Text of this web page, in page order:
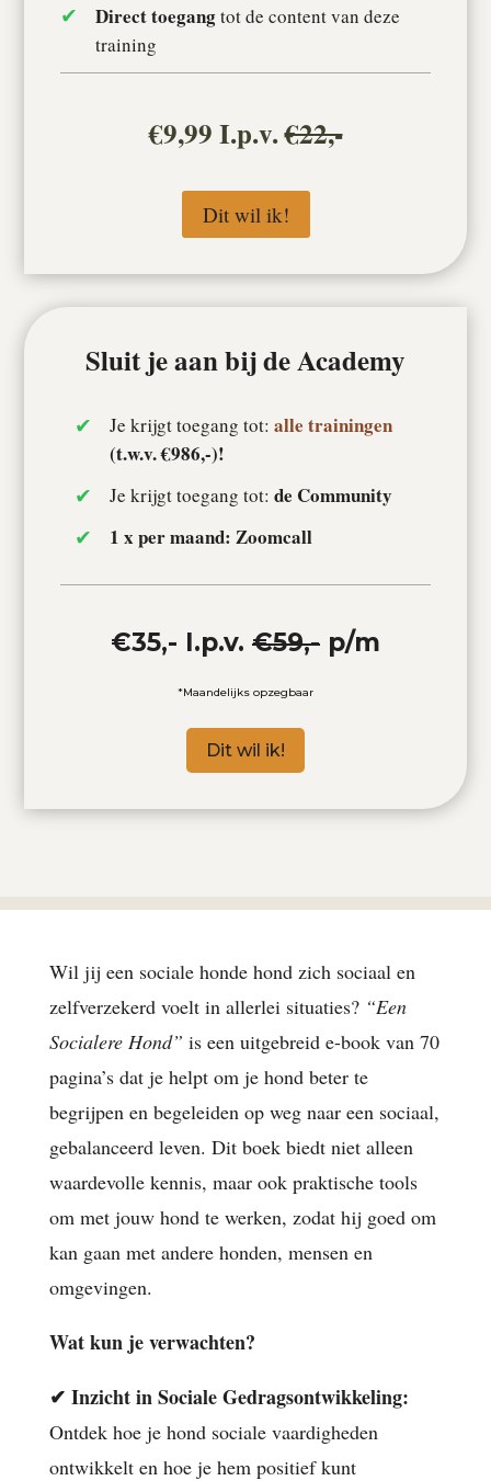
Direct toegangtot de content van deze
training
€9,99 I.p.v.€22,-
Dit wil ik!
Sluit je aan bij de Academy
Je krijgt toegang tot:alle trainingen
(t.w.v. €986,-)!
Je krijgt toegang tot: de Community
1 x per maand: Zoomcall
€35,- I.p.v. €59,- p/m
*Maandelijks opzegbaar
Dit wil ik!
Wil jij een sociale honde hond zich sociaal en
zelfverzekerd voelt in allerlei situaties? “Een
Socialere Hond” is een uitgebreid e-book van 70
pagina’s dat je helpt om je hond beter te
begrijpen en begeleiden op weg naar een sociaal,
gebalanceerd leven. Dit boek biedt niet alleen
waardevolle kennis, maar ook praktische tools
om met jouw hond te werken, zodat hij goed om
kan gaan met andere honden, mensen en
omgevingen.
Wat kun je verwachten?
✔ Inzicht in Sociale Gedragsontwikkeling:
Ontdek hoe je hond sociale vaardigheden
ontwikkelt en hoe je hem positief kunt